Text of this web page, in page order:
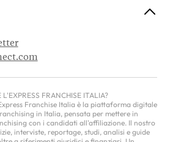
L'EXPRESS FRANCHISE ITALIA?
Franchise Italia è la piattaforma digitale
in Italia, pensata per mettere in
con i candidati all'affiliazione. Il nostro
interviste, reportage, studi, analisi e guide